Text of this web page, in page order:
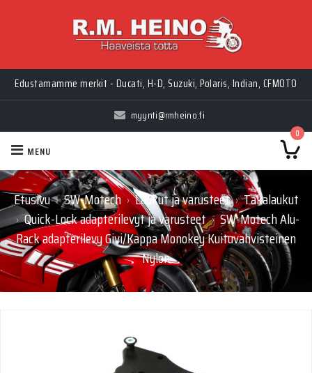
Edustamamme merkit - Ducati, H-D, Suzuki, Polaris, Indian, CFMOTO
myynti@rmheino.fi
0
MENU
Etusivu › SW-Motech › Laukut ja varusteet › Takalaukut
› Quick-Lock adapterilevyt ja varusteet › SW-Motech Alu-
Rack adapterilevy Givi/Kappa Monokey Kuituvahvisteinen
Nylon